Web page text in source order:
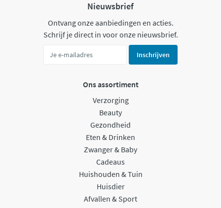
Nieuwsbrief
Ontvang onze aanbiedingen en acties.
Schrijf je direct in voor onze nieuwsbrief.
Inschrijven
Ons assortiment
Verzorging
Beauty
Gezondheid
Eten & Drinken
Zwanger & Baby
Cadeaus
Huishouden & Tuin
Huisdier
Afvallen & Sport